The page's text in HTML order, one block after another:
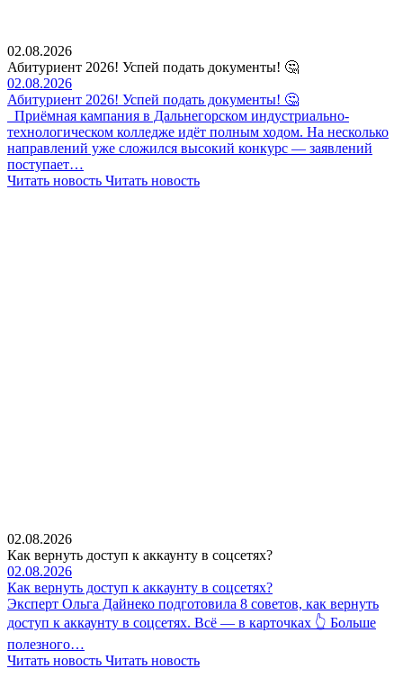
02.08.2026
Абитуриент 2026! Успей подать документы! 🤔
02.08.2026
Абитуриент 2026! Успей подать документы! 🤔
Приёмная кампания в Дальнегорском индустриально-
технологическом колледже идёт полным ходом. На несколько
направлений уже сложился высокий конкурс — заявлений
поступает…
Читать новость Читать новость
02.08.2026
Как вернуть доступ к аккаунту в соцсетях?
02.08.2026
Как вернуть доступ к аккаунту в соцсетях?
Эксперт Ольга Дайнеко подготовила 8 советов, как вернуть
доступ к аккаунту в соцсетях. Всё — в карточках 👆 Больше
полезного…
Читать новость Читать новость